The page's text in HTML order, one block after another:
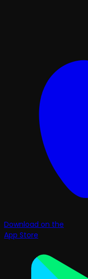
Download on the
App Store